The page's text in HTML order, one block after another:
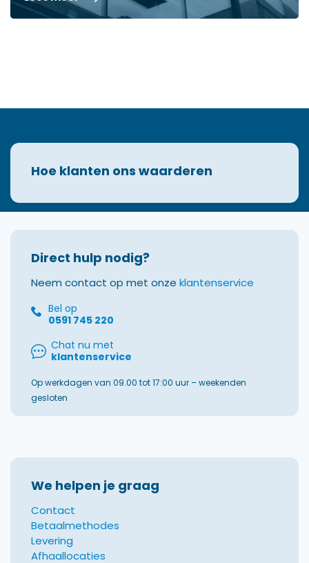
Hoe klanten ons waarderen
Direct hulp nodig?
Neem contact op met onze klantenservice
Bel op
0591 745 220
Chat nu met
klantenservice
Op werkdagen van 09.00 tot 17:00 uur – weekenden
gesloten
We helpen je graag
Contact
Betaalmethodes
Levering
Afhaallocaties